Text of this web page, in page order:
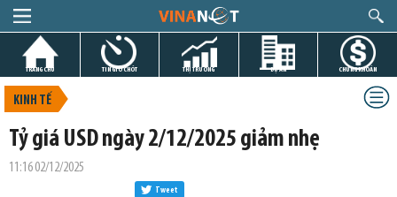
TRANG CHỦ TIN GIỜ CHÓT THỊ TRƯỜNG DỰ ÁN CHỨNG KHOÁN
KINH TẾ
Tỷ giá USD ngày 2/12/2025 giảm nhẹ
11:16 02/12/2025
Tweet